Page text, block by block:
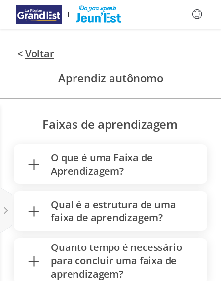
Ir para Conteúdo Principal
<Voltar
Aprendiz autônomo
Faixas de aprendizagem
O que é uma Faixa de
Aprendizagem?
Qual é a estrutura de uma
faixa de aprendizagem?
Quanto tempo é necessário
para concluir uma faixa de
aprendizagem?